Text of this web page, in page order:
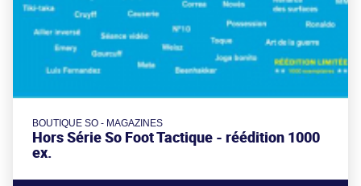
BOUTIQUE SO - MAGAZINES
Hors Série So Foot Tactique - réédition 1000
ex.